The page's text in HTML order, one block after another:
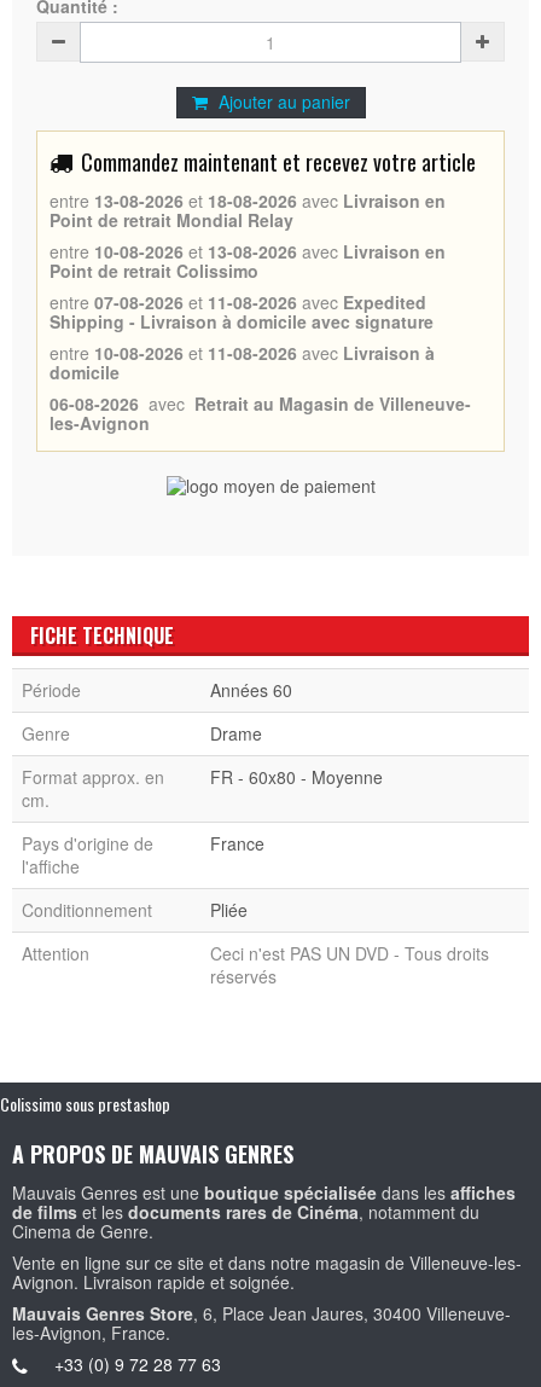
Quantité :
Ajouter au panier
Commandez maintenant et recevez votre article
entre 13-08-2026 et 18-08-2026 avec Livraison en
Point de retrait Mondial Relay
entre 10-08-2026 et 13-08-2026 avec Livraison en
Point de retrait Colissimo
entre 07-08-2026 et 11-08-2026 avec Expedited
Shipping - Livraison à domicile avec signature
entre 10-08-2026 et 11-08-2026 avec Livraison à
domicile
06-08-2026 avec Retrait au Magasin de Villeneuve-
les-Avignon
FICHE TECHNIQUE
Période
Années 60
Genre
Drame
Format approx. en
cm.
FR - 60x80 - Moyenne
Pays d'origine de
l'affiche
France
Conditionnement
Pliée
Attention
Ceci n'est PAS UN DVD - Tous droits
réservés
Colissimo sous prestashop
A PROPOS DE MAUVAIS GENRES
Mauvais Genres est une boutique spécialisée dans les affiches
de films et les documents rares de Cinéma, notamment du
Cinema de Genre.
Vente en ligne sur ce site et dans notre magasin de Villeneuve-les-
Avignon. Livraison rapide et soignée.
Mauvais Genres Store, 6, Place Jean Jaures, 30400 Villeneuve-
les-Avignon, France.
+33 (0) 9 72 28 77 63